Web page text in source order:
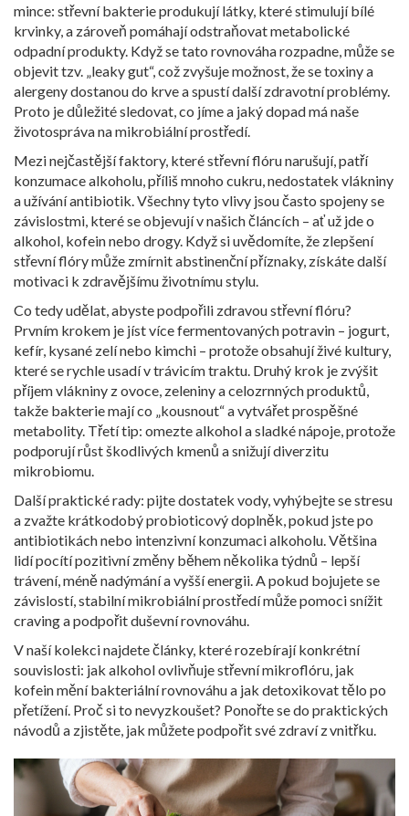
mince: střevní bakterie produkují látky, které stimulují bílé
krvinky, a zároveň pomáhají odstraňovat metabolické
odpadní produkty. Když se tato rovnováha rozpadne, může se
objevit tzv. „leaky gut“, což zvyšuje možnost, že se toxiny a
alergeny dostanou do krve a spustí další zdravotní problémy.
Proto je důležité sledovat, co jíme a jaký dopad má naše
životospráva na mikrobiální prostředí.
Mezi nejčastější faktory, které střevní flóru narušují, patří
konzumace alkoholu, příliš mnoho cukru, nedostatek vlákniny
a užívání antibiotik. Všechny tyto vlivy jsou často spojeny se
závislostmi, které se objevují v našich článcích – ať už jde o
alkohol, kofein nebo drogy. Když si uvědomíte, že zlepšení
střevní flóry může zmírnit abstinenční příznaky, získáte další
motivaci k zdravějšímu životnímu stylu.
Co tedy udělat, abyste podpořili zdravou střevní flóru?
Prvním krokem je jíst více fermentovaných potravin – jogurt,
kefír, kysané zelí nebo kimchi – protože obsahují živé kultury,
které se rychle usadí v trávicím traktu. Druhý krok je zvýšit
příjem vlákniny z ovoce, zeleniny a celozrnných produktů,
takže bakterie mají co „kousnout“ a vytvářet prospěšné
metabolity. Třetí tip: omezte alkohol a sladké nápoje, protože
podporují růst škodlivých kmenů a snižují diverzitu
mikrobiomu.
Další praktické rady: pijte dostatek vody, vyhýbejte se stresu
a zvažte krátkodobý probioticový doplněk, pokud jste po
antibiotikách nebo intenzivní konzumaci alkoholu. Většina
lidí pocítí pozitivní změny během několika týdnů – lepší
trávení, méně nadýmání a vyšší energii. A pokud bojujete se
závislostí, stabilní mikrobiální prostředí může pomoci snížit
craving a podpořit duševní rovnováhu.
V naší kolekci najdete články, které rozebírají konkrétní
souvislosti: jak alkohol ovlivňuje střevní mikroflóru, jak
kofein mění bakteriální rovnováhu a jak detoxikovat tělo po
přetížení. Proč si to nevyzkoušet? Ponořte se do praktických
návodů a zjistěte, jak můžete podpořit své zdraví z vnitřku.